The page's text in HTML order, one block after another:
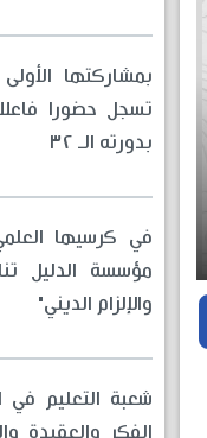
بمشاركتها
تسجل حضورا
بدورته الـ ٣٢
في كرسيها
مؤسسة الدليل
والإلزام الديني"
الفكر والعقيدة